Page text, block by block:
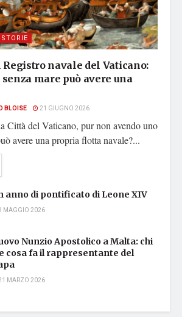
navale del Vaticano:
senza mare può avere una
BLOISE 21 GIUGNO 2026
Città del Vaticano, pur non avendo uno
avere una propria flotta navale?...
anno di pontificato di Leone XIV
MAGGIO 2026
Nunzio Apostolico a Malta: chi
cosa fa il rappresentante del
MARZO 2026